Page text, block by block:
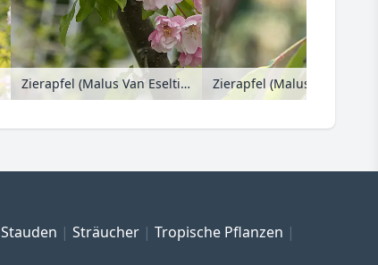
Zierapfel (Malus Van Eseltine) Zierapfel (Malus John
Stauden Sträucher
Tropische Pflanzen